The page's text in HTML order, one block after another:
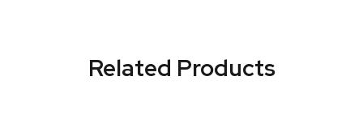
Related Products